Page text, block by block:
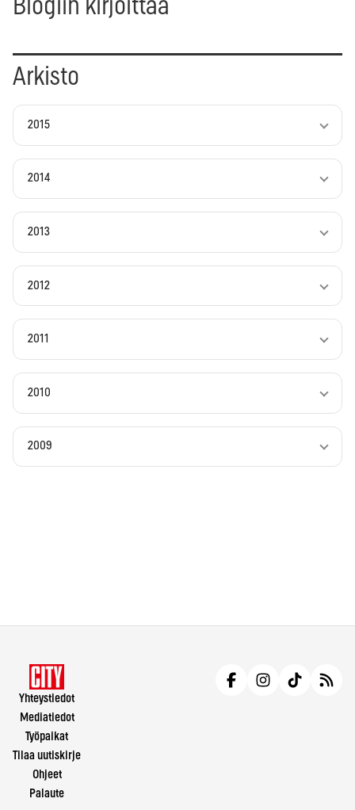
Blogiin kirjoittaa
Arkisto
2015
2014
2013
2012
2011
2010
2009
Yhteystiedot
Mediatiedot
Työpaikat
Tilaa uutiskirje
Ohjeet
Palaute